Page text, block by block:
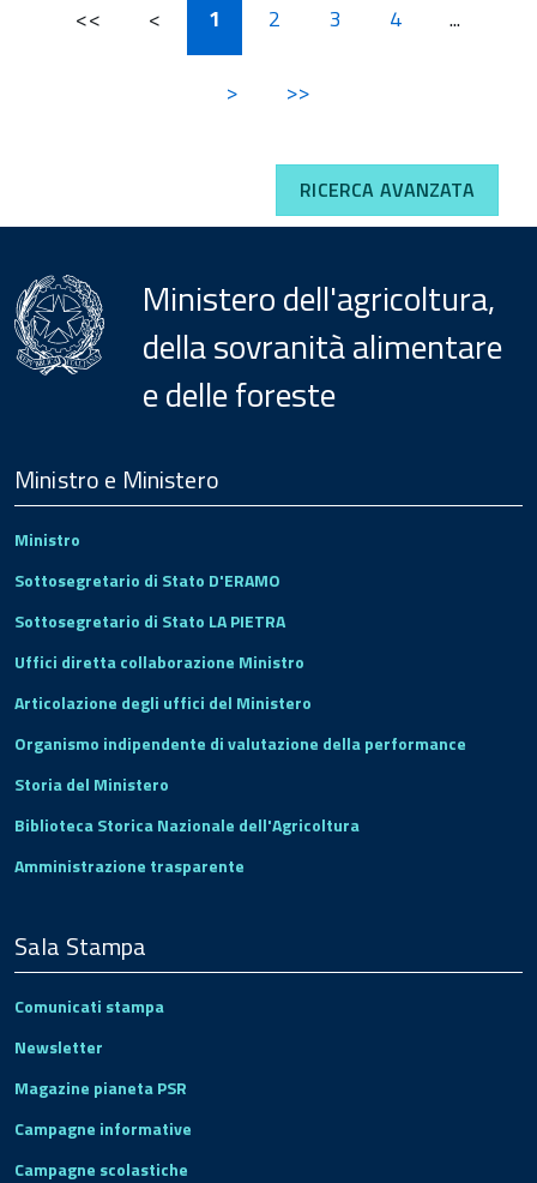
<< < 1 2 3 4 ...
> >>
RICERCA AVANZATA
Ministero dell'agricoltura,
della sovranità alimentare
e delle foreste
Footer
Ministro e Ministero
Ministro
Sottosegretario di Stato D'ERAMO
Sottosegretario di Stato LA PIETRA
Uffici diretta collaborazione Ministro
Articolazione degli uffici del Ministero
Organismo indipendente di valutazione della performance
Storia del Ministero
Biblioteca Storica Nazionale dell'Agricoltura
Amministrazione trasparente
Sala Stampa
Comunicati stampa
Newsletter
Magazine pianeta PSR
Campagne informative
Campagne scolastiche